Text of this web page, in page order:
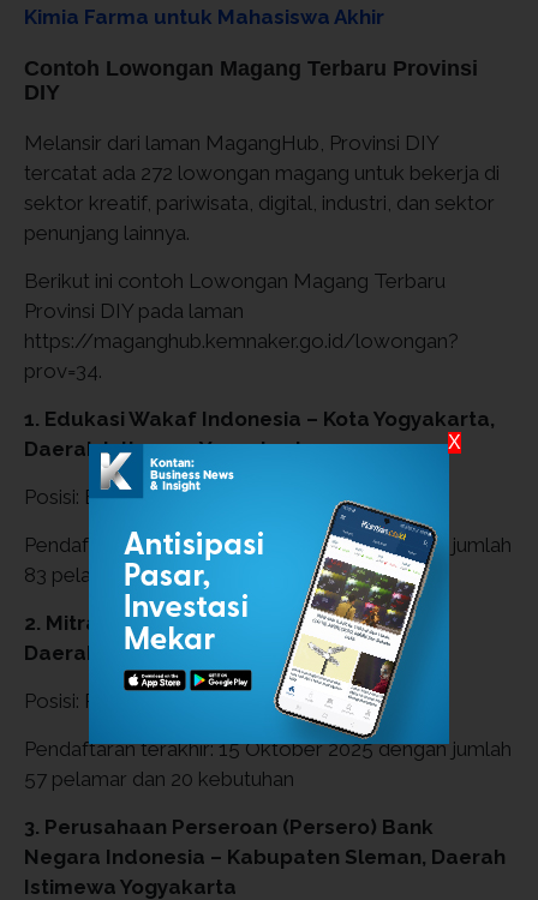
Kimia Farma untuk Mahasiswa Akhir
Contoh Lowongan Magang Terbaru Provinsi
DIY
Melansir dari laman MagangHub, Provinsi DIY
tercatat ada 272 lowongan magang untuk bekerja di
sektor kreatif, pariwisata, digital, industri, dan sektor
penunjang lainnya.
Berikut ini contoh Lowongan Magang Terbaru
Provinsi DIY pada laman
https://maganghub.kemnaker.go.id/lowongan?
prov=34.
1. Edukasi Wakaf Indonesia – Kota Yogyakarta,
Daerah Istimewa Yogyakarta
Posisi: EduContent Development Officer
Pendaftaran terakhir: 15 Oktober 2025 dengan jumlah
83 pelamar dan 20 kebutuhan
2. Mitra Paramedika – Kabupaten Sleman,
Daerah Istimewa Yogyakarta
Posisi: Perawat Bangsal
Pendaftaran terakhir: 15 Oktober 2025 dengan jumlah
57 pelamar dan 20 kebutuhan
3. Perusahaan Perseroan (Persero) Bank
Negara Indonesia – Kabupaten Sleman, Daerah
Istimewa Yogyakarta
X